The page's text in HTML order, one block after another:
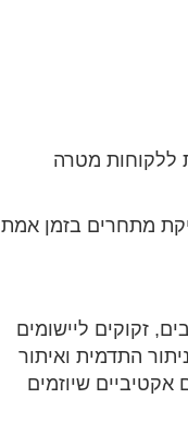
ללקוחות מטרה
מתחרים בזמן אמת
זקוקים ליישומים
התדמית ואיתור
שיוזמים